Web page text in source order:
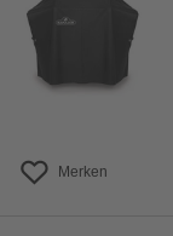
Merken